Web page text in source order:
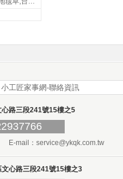
小工匠家事網-聯絡資訊
路三段241號15樓之5
E-mail： service@ykqk.com.tw
心路三段241號15樓之3